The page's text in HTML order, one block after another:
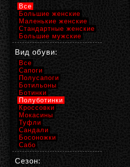
Все
Большие женские
Маленькие женские
Стандартные женские
Большие мужские
Вид обуви:
Все
Сапоги
Полусапоги
Ботильоны
Ботинки
Полуботинки
Кроссовки
Мокасины
Туфли
Сандали
Босоножки
Сабо
Сезон: